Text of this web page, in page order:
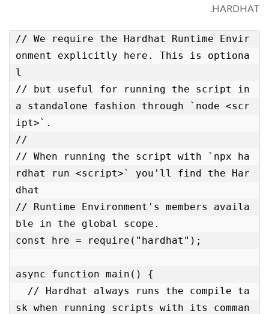
HARDHAT.
// We require the Hardhat Runtime Envir
onment explicitly here. This is optiona
l
// but useful for running the script in
a standalone fashion through `node <scr
ipt>`.
//
// When running the script with `npx ha
rdhat run <script>` you'll find the Har
dhat
// Runtime Environment's members availa
ble in the global scope.
const hre = require("hardhat");
async function main() {
sk when running scripts with its comman